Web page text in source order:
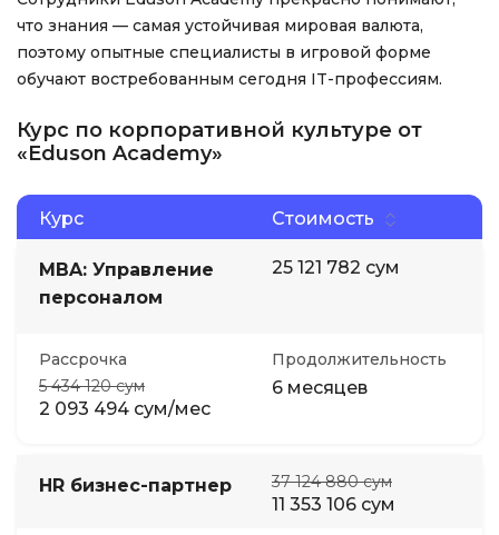
что знания — самая устойчивая мировая валюта,
поэтому опытные специалисты в игровой форме
обучают востребованным сегодня IT-профессиям.
Курс по корпоративной культуре от
«Eduson Academy»
Курс Стоимость
MBA: Управление
персоналом
25 121 782 сум
Рассрочка
5 434 120 сум
2 093 494 сум/мес
Продолжительность
6 месяцев
HR бизнес-партнер 37 124 880 сум
11 353 106 сум